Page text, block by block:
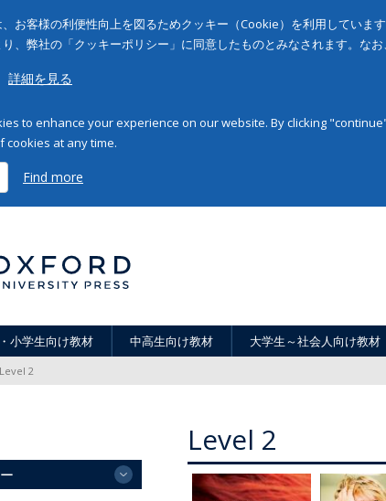
お客様の利便性向上を図るためクッキー（Cookie）を利用してい
、弊社の「クッキーポリシー」に同意したものとみなされます。な
詳細を見る
to enhance your experience on our website. By clicking
cookies at any time.
Find more
小学生向け教材 中高生向け教材 大学生～社会人向け教材
Level 2
Level 2